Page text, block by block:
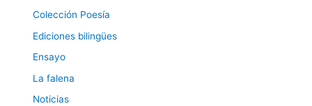
Colección Poesía
Ediciones bilingües
Ensayo
La falena
Noticias